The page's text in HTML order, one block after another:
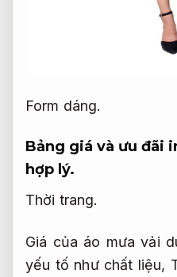
Form dáng.
Bảng giá và ưu đãi
hợp lý.
Thời trang.
Giá của áo mưa vải
yếu tố như chất liệu,